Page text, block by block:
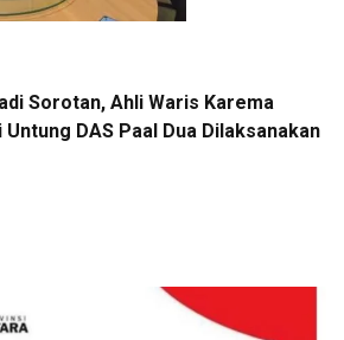
Sorotan, Ahli Waris Karema
DAS Paal Dua Dilaksanakan